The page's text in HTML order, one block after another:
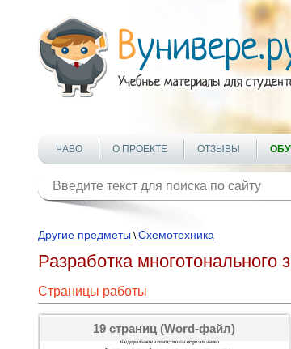
ЧАВО О ПРОЕКТЕ ОТЗЫВЫ
Другие предметы \Схемотехника
Разработка многотонального
Страницы работы
19 страниц (Word-файл)